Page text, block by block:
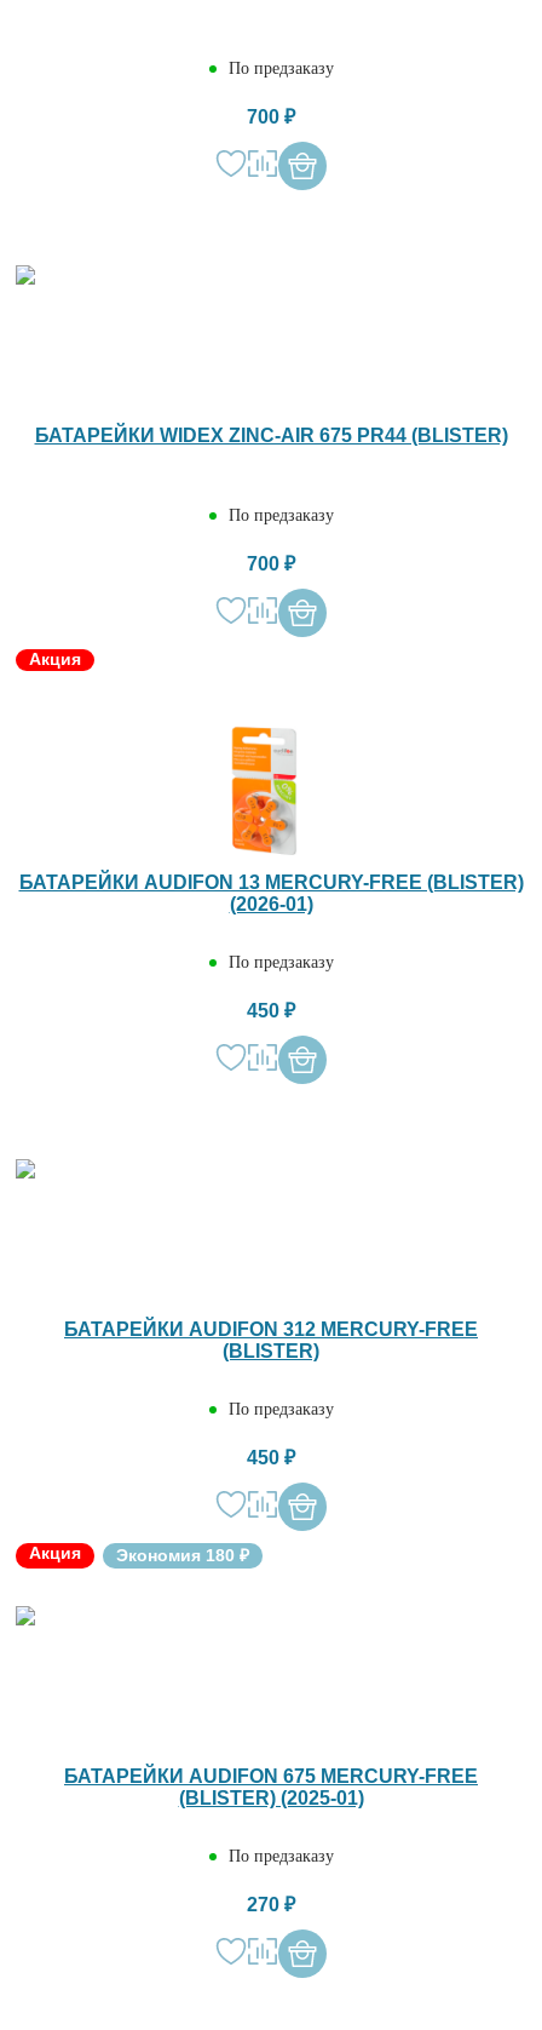
По предзаказу
700 ₽
БАТАРЕЙКИ WIDEX ZINC-AIR 675 PR44 (BLISTER)
По предзаказу
700 ₽
Акция
БАТАРЕЙКИ AUDIFON 13 MERCURY-FREE (BLISTER)
(2026-01)
По предзаказу
450 ₽
БАТАРЕЙКИ AUDIFON 312 MERCURY-FREE
(BLISTER)
По предзаказу
450 ₽
Акция Экономия 180 ₽
БАТАРЕЙКИ AUDIFON 675 MERCURY-FREE
(BLISTER) (2025-01)
По предзаказу
270 ₽